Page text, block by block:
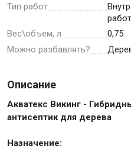
Тип работ
Вес\объем, л
0,75
Можно разбавлять?
Описание
Акватекс Викинг -
антисептик для дерева
Назначение:
Крепежи
Монтажные ленты
Канаты, шнуры